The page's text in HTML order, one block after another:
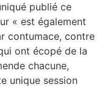
publié ce
« est également
contumace, contre
ont écopé de la
chacune,
unique session